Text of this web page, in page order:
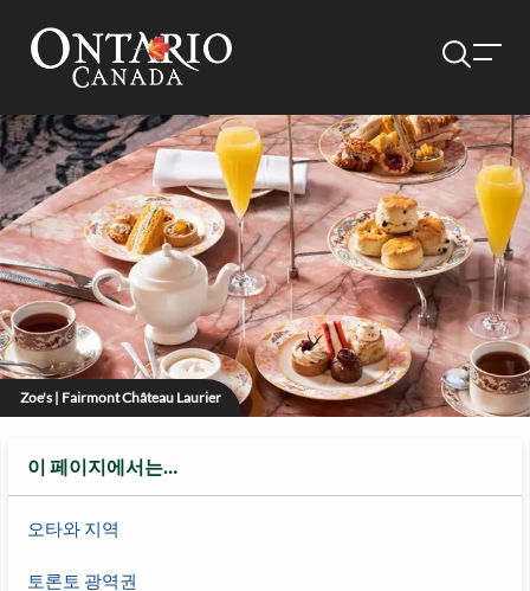
Zoe's | Fairmont Château Laurier
이 페이지에서는…
오타와 지역
토론토 광역권